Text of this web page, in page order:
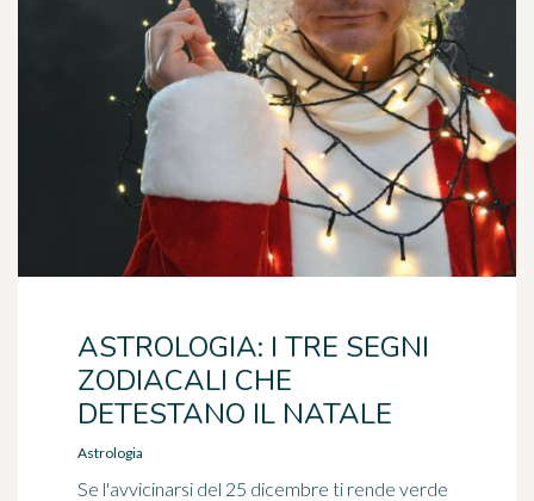
ASTROLOGIA: I TRE SEGNI
ZODIACALI CHE
DETESTANO IL NATALE
Astrologia
Se l'avvicinarsi del 25 dicembre ti rende verde